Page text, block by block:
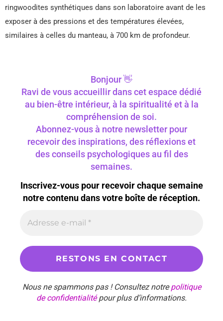
ringwoodites synthétiques dans son laboratoire avant de les
exposer à des pressions et des températures élevées,
similaires à celles du manteau, à 700 km de profondeur.
Bonjour 👋
Ravi de vous accueillir dans cet espace dédié
au bien-être intérieur, à la spiritualité et à la
compréhension de soi.
Abonnez-vous à notre newsletter pour
recevoir des inspirations, des réflexions et
des conseils psychologiques au fil des
semaines.
Inscrivez-vous pour recevoir chaque semaine
notre contenu dans votre boîte de réception.
Nous ne spammons pas ! Consultez notrepolitique
de confidentialitépour plus d’informations.